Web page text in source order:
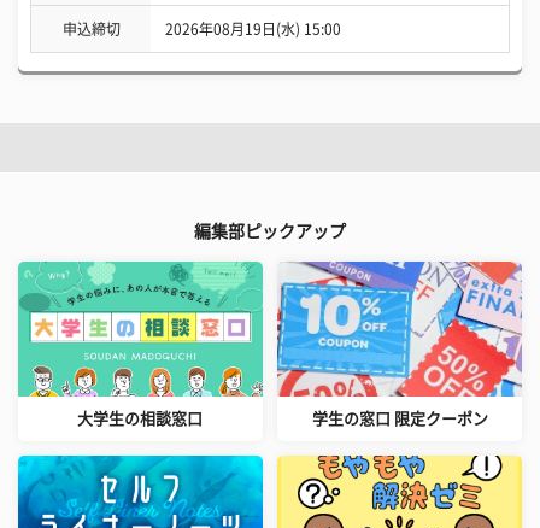
申込締切 2026年08月19日(水) 15:00
編集部ピックアップ
大学生の相談窓口 学生の窓口 限定クーポン